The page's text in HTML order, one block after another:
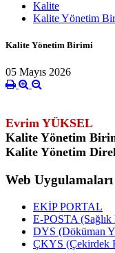
Kalite
Kalite Yönetim
Kalite Yönetim Birimi
05 Mayıs 2026
Evrim YÜKSEL
Kalite Yönetim
Kalite Yönetim
Web Uygulamaları
EKİP PORTAL
E-POSTA (Sağlık
DYS (Döküman
ÇKYS (Çekirdek